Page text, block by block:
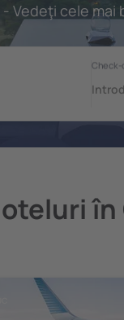
- Vedeţi cele
în